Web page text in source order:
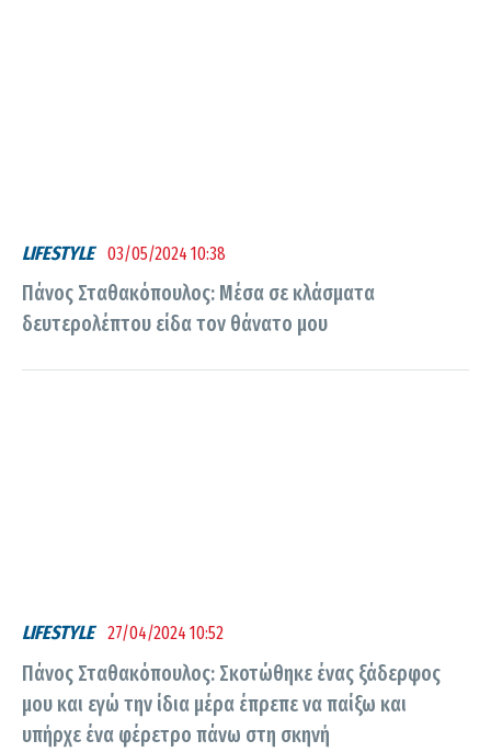
LIFESTYLE 03/05/2024 10:38
Πάνος Σταθακόπουλος: Μέσα σε κλάσματα
δευτερολέπτου είδα τον θάνατο μου
LIFESTYLE 27/04/2024 10:52
Πάνος Σταθακόπουλος: Σκοτώθηκε ένας ξάδερφος
μου και εγώ την ίδια μέρα έπρεπε να παίξω και
υπήρχε ένα φέρετρο πάνω στη σκηνή